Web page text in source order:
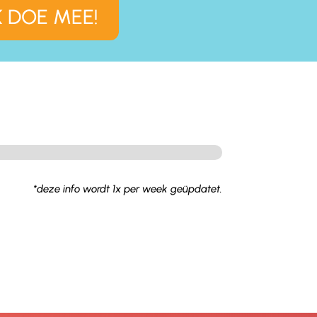
DOE MEE!
*deze info wordt 1x per week geüpdatet.